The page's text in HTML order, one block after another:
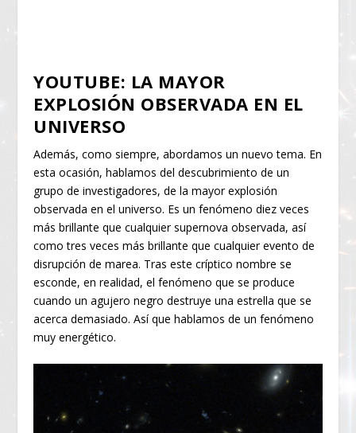
YOUTUBE: LA MAYOR
EXPLOSIÓN OBSERVADA EN EL
UNIVERSO
Además, como siempre, abordamos un nuevo tema. En
esta ocasión, hablamos del descubrimiento de un
grupo de investigadores, de la mayor explosión
observada en el universo. Es un fenómeno diez veces
más brillante que cualquier supernova observada, así
como tres veces más brillante que cualquier evento de
disrupción de marea. Tras este críptico nombre se
esconde, en realidad, el fenómeno que se produce
cuando un agujero negro destruye una estrella que se
acerca demasiado. Así que hablamos de un fenómeno
muy energético.